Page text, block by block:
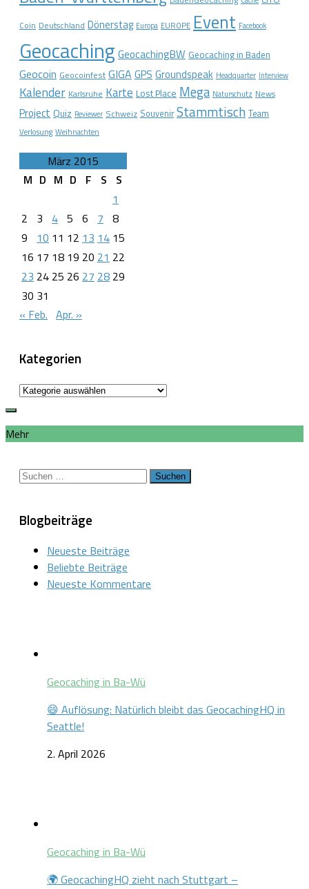
Coin Deutschland Dönerstag Europa EUROPE Event Facebook
Geocaching GeocachingBW Geocaching in Baden
Geocoin Geocoinfest GIGA GPS Groundspeak Headquarter Interview
Kalender Karlsruhe Karte Lost Place Mega Naturschutz News
Project Quiz Reviewer Schweiz Souvenir Stammtisch Team
Verlosung Weihnachten
März 2015
M D M D F S
S
1
2
3 4 5 6 7 8
9
10 11 12 13 14 15
16 17 18 19 20 21 22
23 24 25 26 27 28 29
30 31
« Feb. Apr. »
Kategorien
Kategorien
Mehr
Suchen
Blogbeiträge
Neueste Beiträge
Beliebte Beiträge
Neueste Kommentare
Geocaching in Ba-Wü
😄 Auflösung: Natürlich bleibt das GeocachingHQ in
Seattle!
2. April 2026
Geocaching in Ba-Wü
🌍 GeocachingHQ zieht nach Stuttgart –